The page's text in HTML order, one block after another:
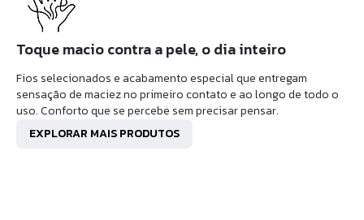
Toque macio contra a pele, o dia inteiro
Fios selecionados e acabamento especial que entregam
sensação de maciez no primeiro contato e ao longo de todo o
uso. Conforto que se percebe sem precisar pensar.
EXPLORAR MAIS PRODUTOS